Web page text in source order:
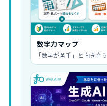
数字力マップ
「数字が苦手」と向き合う